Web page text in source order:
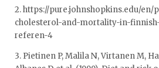
2. https://pure.johnshopkins.edu/en/
cholesterol-and-mortality-in-
referen-4
3. Pietinen P, Malila N, Virtanen M,